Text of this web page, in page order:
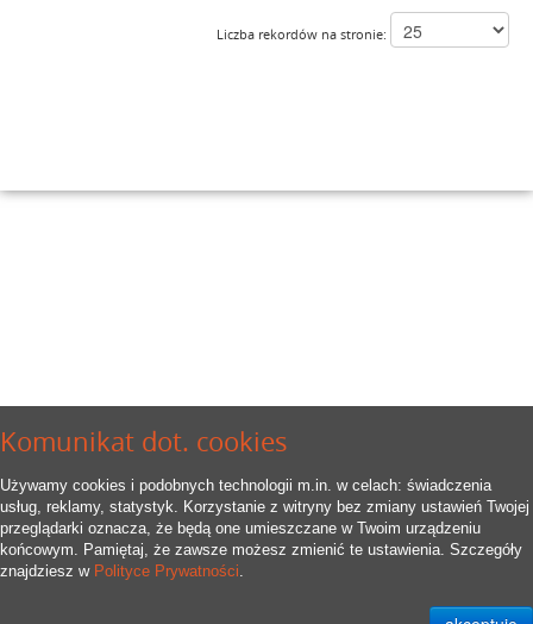
Komunikat dot. cookies
Używamy cookies i podobnych technologii m.in. w celach: świadczenia
usług, reklamy, statystyk. Korzystanie z witryny bez zmiany ustawień Twojej
przeglądarki oznacza, że będą one umieszczane w Twoim urządzeniu
końcowym. Pamiętaj, że zawsze możesz zmienić te ustawienia. Szczegóły
znajdziesz w Polityce Prywatności.
Liczba rekordów na stronie: